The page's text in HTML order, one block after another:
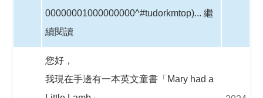
00000001000000000^#tudorkmtop)... 繼
續閱讀
您好，
我現在手邊有一本英文童書「Mary had a